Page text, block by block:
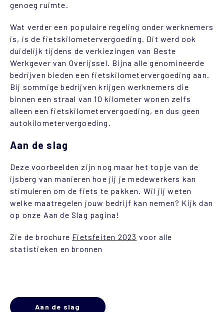
genoeg ruimte.
Wat verder een populaire regeling onder werknemers
is, is de fietskilometervergoeding. Dit werd ook
duidelijk tijdens de verkiezingen van Beste
Werkgever van Overijssel. Bijna alle genomineerde
bedrijven bieden een fietskilometervergoeding aan.
Bij sommige bedrijven krijgen werknemers die
binnen een straal van 10 kilometer wonen zelfs
alleen een fietskilometervergoeding, en dus geen
autokilometervergoeding.
Aan de slag
Deze voorbeelden zijn nog maar het topje van de
ijsberg van manieren hoe jij je medewerkers kan
stimuleren om de fiets te pakken. Wil jij weten
welke maatregelen jouw bedrijf kan nemen? Kijk dan
op onze Aan de Slag pagina!
Zie de brochure Fietsfeiten 2023 voor alle
statistieken en bronnen
Aan de slag